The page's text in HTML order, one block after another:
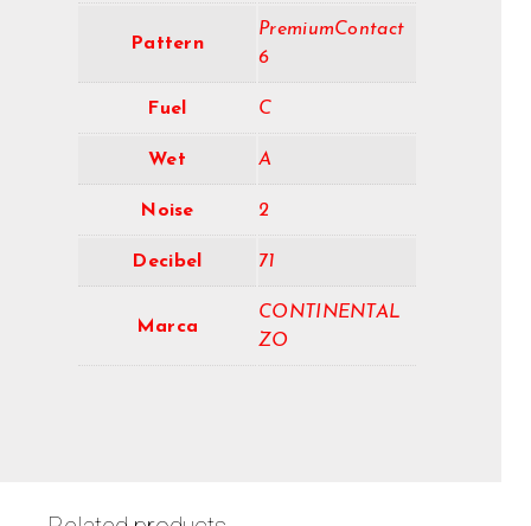
Pattern
PremiumContact
6
Fuel C
Wet A
Noise 2
Decibel 71
Marca
CONTINENTAL
ZO